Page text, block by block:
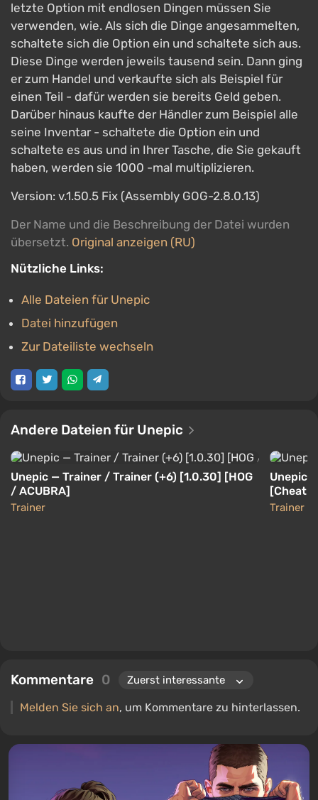
letzte Option mit endlosen Dingen müssen Sie
verwenden, wie. Als sich die Dinge angesammelten,
schaltete sich die Option ein und schaltete sich aus.
Diese Dinge werden jeweils tausend sein. Dann ging
er zum Handel und verkaufte sich als Beispiel für
einen Teil - dafür werden sie bereits Geld geben.
Darüber hinaus kaufte der Händler zum Beispiel alle
seine Inventar - schaltete die Option ein und
schaltete es aus und in Ihrer Tasche, die Sie gekauft
haben, werden sie 1000 -mal multiplizieren.
Version: v.1.50.5 Fix (Assembly GOG-2.8.0.13)
Der Name und die Beschreibung der Datei wurden
übersetzt. Original anzeigen (RU)
Nützliche Links:
Alle Dateien für Unepic
Datei hinzufügen
Zur Dateiliste wechseln
Andere Dateien für Unepic
Unepic — Trainer / Trainer (+6) [1.0.30] [HOG
/ ACUBRA]
Trainer
Unepic
Trainer
Kommentare 0
Melden Sie sich an, um Kommentare zu hinterlassen.